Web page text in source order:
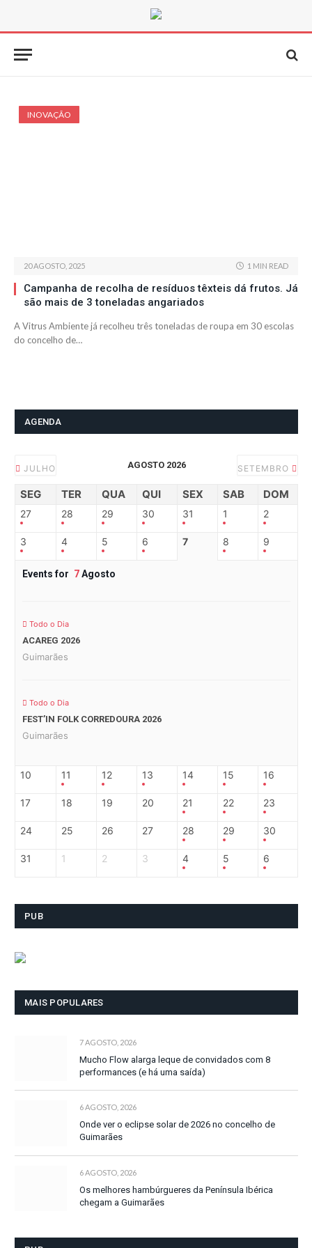
INOVAÇÃO
20 AGOSTO, 2025 1 MIN READ
Campanha de recolha de resíduos têxteis dá frutos. Já
são mais de 3 toneladas angariados
A Vitrus Ambiente já recolheu três toneladas de roupa em 30 escolas
do concelho de…
AGENDA
JULHO AGOSTO 2026 SETEMBRO
SEG TER QUA QUI SEX SAB DOM
27 28 29 30 31 1 2
3 4 5 6 7 8 9
Events for 7Agosto
Todo o Dia
ACAREG 2026
Guimarães
Todo o Dia
FEST’IN FOLK CORREDOURA 2026
Guimarães
10 11 12 13 14 15 16
17 18 19 20 21 22 23
24 25 26 27 28 29 30
31 1 2 3 4 5 6
PUB
MAIS POPULARES
7 AGOSTO, 2026
Mucho Flow alarga leque de convidados com 8
performances (e há uma saída)
6 AGOSTO, 2026
Onde ver o eclipse solar de 2026 no concelho de
Guimarães
6 AGOSTO, 2026
Os melhores hambúrgueres da Península Ibérica
chegam a Guimarães